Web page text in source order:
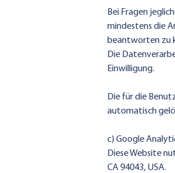
Bei Fragen
mindestens die
beantworten zu
Die
Einwilligung.
Die für die
automatisch
c) Google
Diese Website
CA 94043, USA.